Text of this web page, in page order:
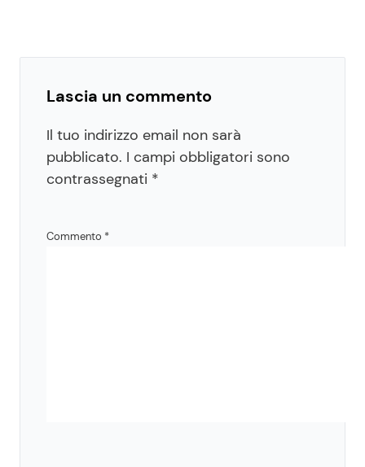
Lascia un commento
Il tuo indirizzo email non sarà
pubblicato. I campi obbligatori sono
contrassegnati *
Commento *